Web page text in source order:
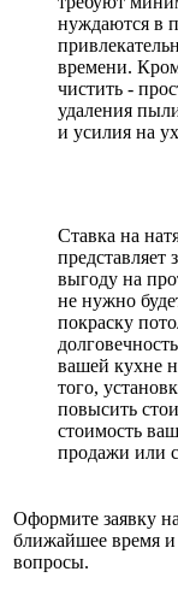
нуждаются в
времени.
чистить -
удаления
и усилия на
Ставка на
выгоду на
не нужно
покраску
вашей кухне
того,
повысить
стоимость
продажи или
Оформите заявку
ближайшее время
вопросы.